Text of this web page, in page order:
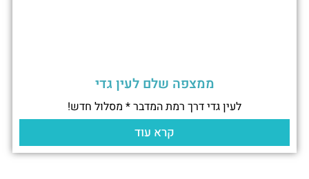
ממצפה שלם לעין גדי
לעין גדי דרך רמת המדבר * מסלול חדש!
קרא עוד